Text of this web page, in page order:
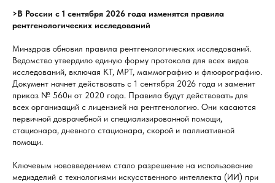
>В России с 1 сентября 2026 года изменятся правила
рентгенологических исследований
Минздрав обновил правила рентгенологических исследований.
Ведомство утвердило единую форму протокола для всех видов
исследований, включая КТ, МРТ, маммографию и флюорографию.
Документ начнет действовать с 1 сентября 2026 года и заменит
приказ № 560н от 2020 года. Правила будут действовать для
всех организаций с лицензией на рентгенологию. Они касаются
первичной доврачебной и специализированной помощи,
стационара, дневного стационара, скорой и паллиативной
помощи.
Ключевым нововведением стало разрешение на использование
медизделий с технологиями искусственного интеллекта (ИИ) при